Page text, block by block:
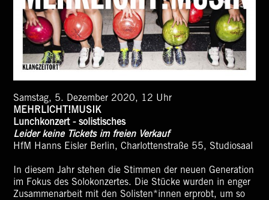
Samstag, 5. Dezember 2020, 12 Uhr
MEHRLICHT!MUSIK
Lunchkonzert - solistisches
Leider keine Tickets im freien Verkauf
HfM Hanns Eisler Berlin, Charlottenstraße 55, Studiosaal
In diesem Jahr stehen die Stimmen der neuen Generation
im Fokus des Solokonzertes. Die Stücke wurden in enger
Zusammenarbeit mit den Solisten*innen erprobt, um so